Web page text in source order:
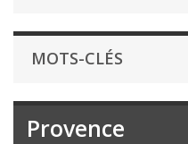
MOTS-CLÉS
Provence